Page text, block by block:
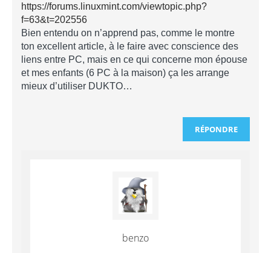
https://forums.linuxmint.com/viewtopic.php?
f=63&t=202556
Bien entendu on n’apprend pas, comme le montre
ton excellent article, à le faire avec conscience des
liens entre PC, mais en ce qui concerne mon épouse
et mes enfants (6 PC à la maison) ça les arrange
mieux d’utiliser DUKTO…
RÉPONDRE
benzo